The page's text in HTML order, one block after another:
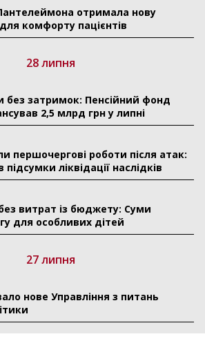
отримала нову
комфорту пацієнтів
28 липня
без затримок: Пенсійний фонд
2,5 млрд грн у липні
першочергові роботи після атак:
ліквідації наслідків
витрат із бюджету: Суми
для особливих дітей
27 липня
нове Управління з питань